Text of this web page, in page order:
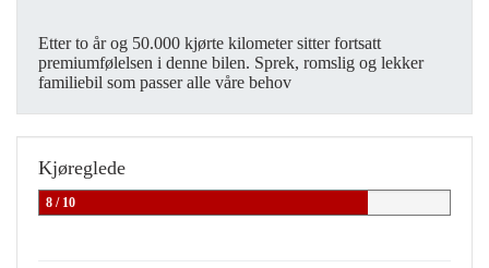
Etter to år og 50.000 kjørte kilometer sitter fortsatt
premiumfølelsen i denne bilen. Sprek, romslig og lekker
familiebil som passer alle våre behov
Kjøreglede
8 / 10